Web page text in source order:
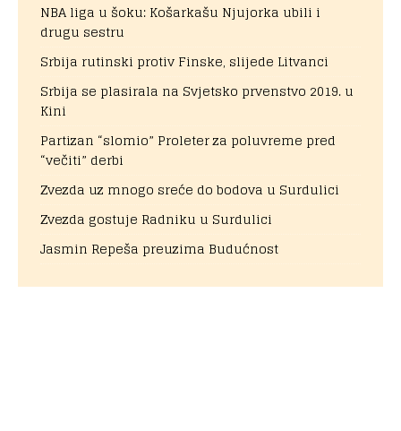
NBA liga u šoku: Košarkašu Njujorka ubili i
drugu sestru
Srbija rutinski protiv Finske, slijede Litvanci
Srbija se plasirala na Svjetsko prvenstvo 2019. u
Kini
Partizan “slomio” Proleter za poluvreme pred
“večiti” derbi
Zvezda uz mnogo sreće do bodova u Surdulici
Zvezda gostuje Radniku u Surdulici
Jasmin Repeša preuzima Budućnost